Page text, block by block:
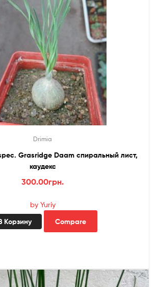
Drimia
Grasridge Daam спиральный лист,
каудекс
300.00грн.
by Yuriy
Корзину Compare